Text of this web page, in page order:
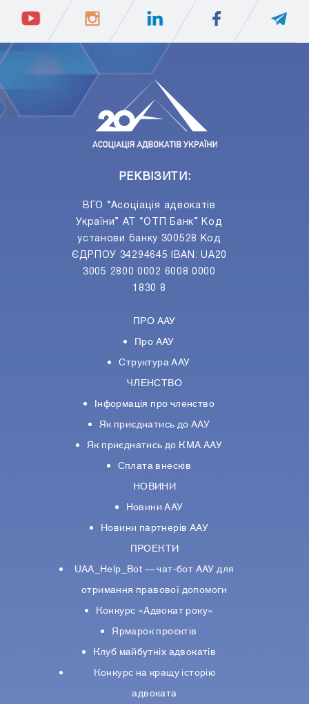
РЕКВІЗИТИ:
ВГО “Асоціація адвокатів
України” АТ “ОТП Банк” Код
установи банку 300528 Код
ЄДРПОУ 34294645 IBAN: UA20
3005 2800 0002 6008 0000
1830 8
ПРО ААУ
Про ААУ
Структура ААУ
ЧЛЕНСТВО
Інформація про членство
Як приєднатись до ААУ
Як приєднатись до КМА ААУ
Сплата внесків
НОВИНИ
Новини ААУ
Новини партнерiв ААУ
ПРОЕКТИ
UAA_Help_Bot — чат-бот ААУ для
отримання правової допомоги
Конкурс «Адвокат року»
Ярмарок проєктів
Клуб майбутніх адвокатів
Конкурс на кращу історію
адвоката